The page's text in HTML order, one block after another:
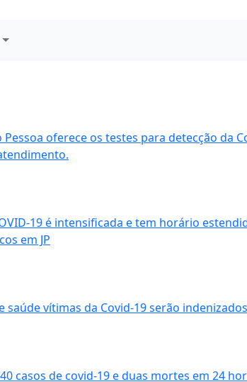
Pessoa oferece os testes para detecção da
19 é intensificada e tem horário
em JP
saúde vítimas da Covid-19 serão indenizados
casos de covid-19 e duas mortes em 24